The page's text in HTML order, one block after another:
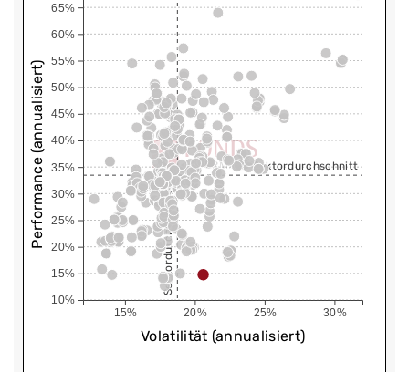
15% 20% 25% 30%
10%
15%
20%
25%
30%
35%
40%
45%
50%
55%
60%
65%
Sektordurchschnitt
Sektordurchschnitt
Volatilität (annualisiert)
Performance (annualisiert)